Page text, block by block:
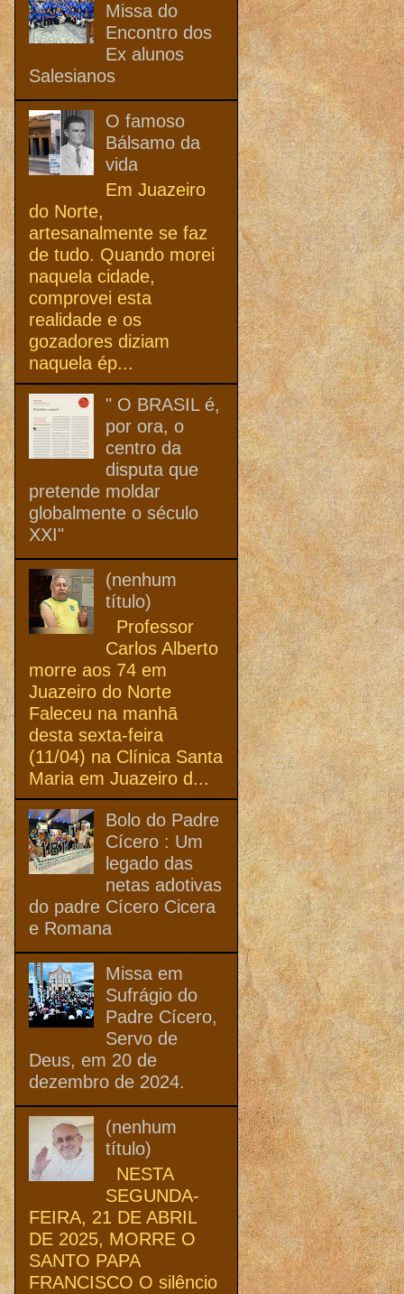
Missa do
Encontro dos
Ex alunos
Salesianos
O famoso
Bálsamo da
vida
Em Juazeiro
do Norte,
artesanalmente se faz
de tudo. Quando morei
naquela cidade,
comprovei esta
realidade e os
gozadores diziam
naquela ép...
" O BRASIL é,
por ora, o
centro da
disputa que
pretende moldar
globalmente o século
XXI"
(nenhum
título)
Professor
Carlos Alberto
morre aos 74 em
Juazeiro do Norte
Faleceu na manhã
desta sexta-feira
(11/04) na Clínica Santa
Maria em Juazeiro d...
Bolo do Padre
Cícero : Um
legado das
netas adotivas
do padre Cícero Cicera
e Romana
Missa em
Sufrágio do
Padre Cícero,
Servo de
Deus, em 20 de
dezembro de 2024.
(nenhum
título)
NESTA
SEGUNDA-
FEIRA, 21 DE ABRIL
DE 2025, MORRE O
SANTO PAPA
FRANCISCO O silêncio